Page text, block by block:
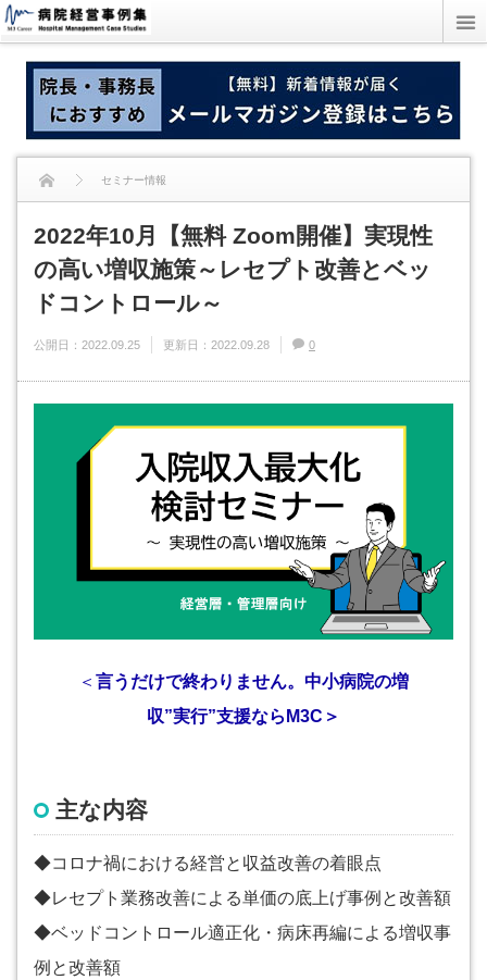
セミナー情報
2022年10月【無料 Zoom開催】実現性の高い増収施策～レセプト改善とベッド
コントロール～
2022年10月【無料 Zoom開催】実現性
の高い増収施策～レセプト改善とベッ
ドコントロール～
公開日： 2022.09.25 更新日： 2022.09.28 0
＜ 言うだけで終わりません。中小病院の増
収”実行”支援ならM3C＞
主な内容
◆コロナ禍における経営と収益改善の着眼点
◆レセプト業務改善による単価の底上げ事例と改善額
◆ベッドコントロール適正化・病床再編による増収事
例と改善額